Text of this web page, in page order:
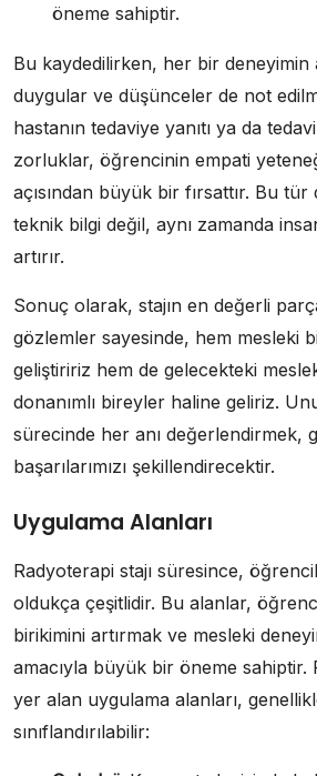
öneme sahiptir.
Bu kaydedilirken, her bir deneyimin
duygular ve düşünceler de not
hastanın tedaviye yanıtı ya da
zorluklar, öğrencinin empati
açısından büyük bir fırsattır. Bu
teknik bilgi değil, aynı zamanda
artırır.
Sonuç olarak, stajın en değerli
gözlemler sayesinde, hem mesleki
geliştiririz hem de gelecekteki
donanımlı bireyler haline geliriz.
sürecinde her anı değerlendirmek,
başarılarımızı şekillendirecektir.
Uygulama Alanları
Radyoterapi stajı süresince,
oldukça çeşitlidir. Bu alanlar,
birikimini artırmak ve mesleki
amacıyla büyük bir öneme sahiptir.
yer alan uygulama alanları,
sınıflandırılabilir: